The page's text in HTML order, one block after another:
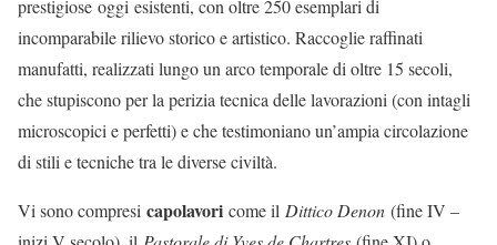
prestigiose oggi esistenti, con oltre 250 esemplari di
incomparabile rilievo storico e artistico. Raccoglie raffinati
manufatti, realizzati lungo un arco temporale di oltre 15 secoli,
che stupiscono per la perizia tecnica delle lavorazioni (con intagli
microscopici e perfetti) e che testimoniano un’ampia circolazione
di stili e tecniche tra le diverse civiltà.
Vi sono compresi capolavori come il Dittico Denon (fine IV –